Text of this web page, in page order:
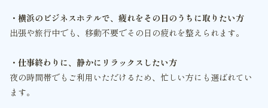
・横浜のビジネスホテルで、疲れをその日のうちに取りたい方
出張や旅行中でも、移動不要でその日の疲れを整えられます。
・仕事終わりに、静かにリラックスしたい方
夜の時間帯でもご利用いただけるため、忙しい方にも選ばれてい
ます。